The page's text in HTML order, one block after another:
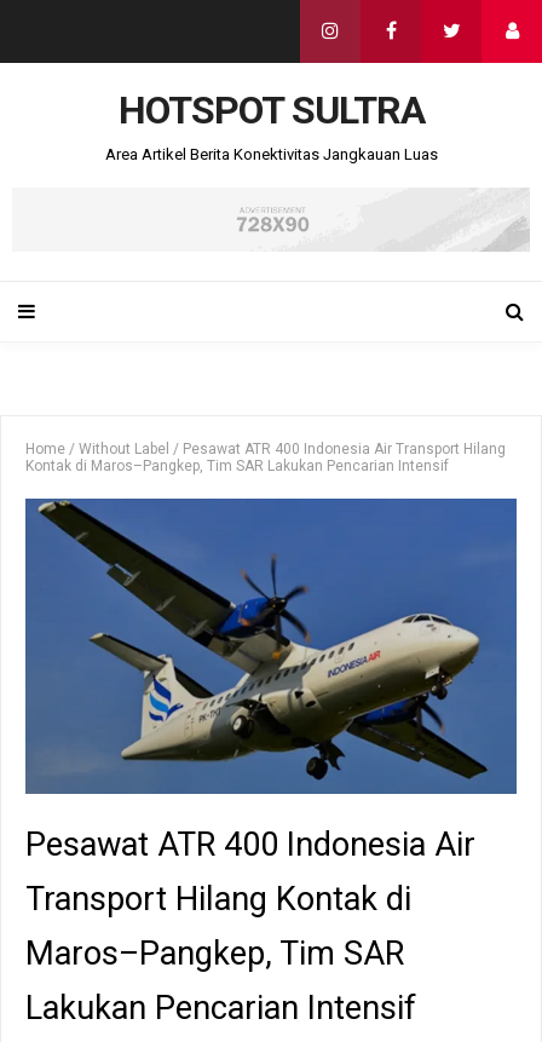
HOTSPOT SULTRA
Area Artikel Berita Konektivitas Jangkauan Luas
Home / Without Label / Pesawat ATR 400 Indonesia Air Transport Hilang
Kontak di Maros–Pangkep, Tim SAR Lakukan Pencarian Intensif
Pesawat ATR 400 Indonesia Air
Transport Hilang Kontak di
Maros–Pangkep, Tim SAR
Lakukan Pencarian Intensif